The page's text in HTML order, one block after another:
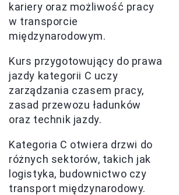
kariery oraz możliwość pracy
w transporcie
międzynarodowym.
Kurs przygotowujący do prawa
jazdy kategorii C uczy
zarządzania czasem pracy,
zasad przewozu ładunków
oraz technik jazdy.
Kategoria C otwiera drzwi do
różnych sektorów, takich jak
logistyka, budownictwo czy
transport międzynarodowy.